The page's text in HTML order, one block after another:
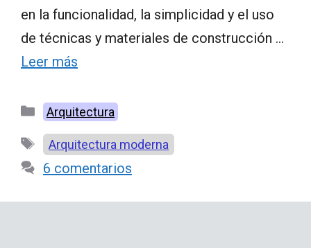
en la funcionalidad, la simplicidad y el uso
de técnicas y materiales de construcción …
Leer más
Categorías
Arquitectura
Etiquetas
Arquitectura moderna
6 comentarios